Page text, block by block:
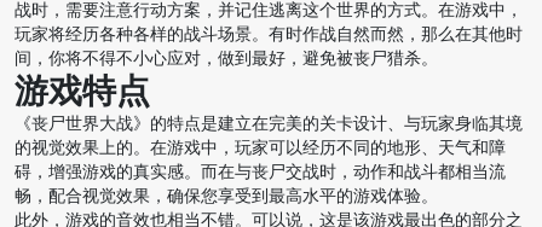
战时，需要注意行动方案，并记住逃离这个世界的方式。在游戏中，
玩家将经历各种各样的战斗场景。有时作战自然而然，那么在其他时
间，你将不得不小心应对，做到最好，避免被丧尸猎杀。
游戏特点
《丧尸世界大战》的特点是建立在完美的关卡设计、与玩家身临其境
的视觉效果上的。在游戏中，玩家可以经历不同的地形、天气和障
碍，增强游戏的真实感。而在与丧尸交战时，动作和战斗都相当流
畅，配合视觉效果，确保您享受到最高水平的游戏体验。
此外，游戏的音效也相当不错。可以说，这是该游戏最出色的部分之